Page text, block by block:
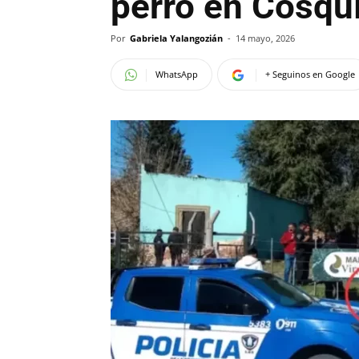
Por Gabriela Yalangozián - 14 mayo, 2026
WhatsApp + Seguinos en Google